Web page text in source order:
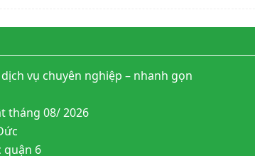
vụ chuyên nghiệp – nhanh gọn
tháng 08/ 2026
quận 6